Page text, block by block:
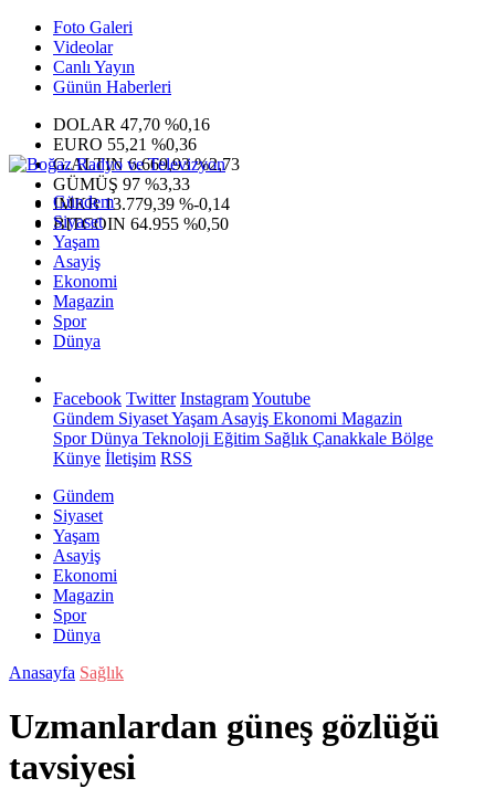
Foto Galeri
Videolar
Canlı Yayın
Günün Haberleri
DOLAR 47,70 %0,16
EURO 55,21 %0,36
G.ALTIN6.669,93 %2,73
GÜMÜŞ 97 %3,33
IMKB13.779,39 %-0,14
BITCOIN 64.955 %0,50
Gündem
Siyaset
Yaşam
Asayiş
Ekonomi
Magazin
Spor
Dünya
Facebook Twitter InstagramYoutube
Gündem SiyasetYaşam Asayiş Ekonomi Magazin
SporDünya Teknoloji Eğitim Sağlık Çanakkale Bölge
Künye İletişim RSS
Gündem
Siyaset
Yaşam
Asayiş
Ekonomi
Magazin
Spor
Dünya
Anasayfa Sağlık
Uzmanlardan güneş gözlüğü
tavsiyesi